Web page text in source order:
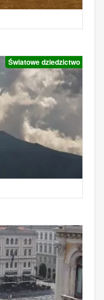
Światowe dziedzictwo